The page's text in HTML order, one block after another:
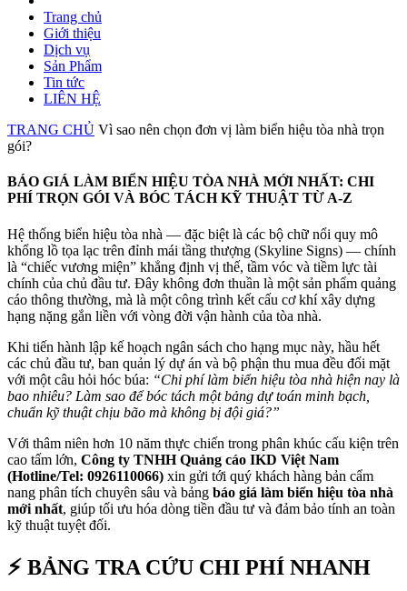
Trang chủ
Giới thiệu
Dịch vụ
Sản Phẩm
Tin tức
LIÊN HỆ
TRANG CHỦ Vì sao nên chọn đơn vị làm biển hiệu tòa nhà trọn
gói?
BÁO GIÁ LÀM BIỂN HIỆU TÒA NHÀ MỚI NHẤT: CHI
PHÍ TRỌN GÓI VÀ BÓC TÁCH KỸ THUẬT TỪ A-Z
Hệ thống biển hiệu tòa nhà — đặc biệt là các bộ chữ nổi quy mô
khổng lồ tọa lạc trên đỉnh mái tầng thượng (Skyline Signs) — chính
là “chiếc vương miện” khẳng định vị thế, tầm vóc và tiềm lực tài
chính của chủ đầu tư. Đây không đơn thuần là một sản phẩm quảng
cáo thông thường, mà là một công trình kết cấu cơ khí xây dựng
hạng nặng gắn liền với vòng đời vận hành của tòa nhà.
Khi tiến hành lập kế hoạch ngân sách cho hạng mục này, hầu hết
các chủ đầu tư, ban quản lý dự án và bộ phận thu mua đều đối mặt
với một câu hỏi hóc búa: “Chi phí làm biển hiệu tòa nhà hiện nay là
bao nhiêu? Làm sao để bóc tách một bảng dự toán minh bạch,
chuẩn kỹ thuật chịu bão mà không bị đội giá?”
Với thâm niên hơn 10 năm thực chiến trong phân khúc cấu kiện trên
cao tấm lớn, Công ty TNHH Quảng cáo IKD Việt Nam
(Hotline/Tel: 0926110066) xin gửi tới quý khách hàng bản cẩm
nang phân tích chuyên sâu và bảng báo giá làm biển hiệu tòa nhà
mới nhất, giúp tối ưu hóa dòng tiền đầu tư và đảm bảo tính an toàn
kỹ thuật tuyệt đối.
⚡ BẢNG TRA CỨU CHI PHÍ NHANH